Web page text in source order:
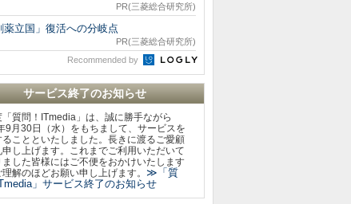
PR(三菱総合研究所)
薬立国」復活への分岐点
PR(三菱総合研究所)
Recommended by
サービス終了のお知らせ
「質問！ITmedia」は、誠に勝手ながら
9月30日（水）をもちまして、サービスを
ることといたしました。長きに渡るご愛顧
申し上げます。これまでご利用いただいて
ました皆様にはご不便をおかけいたします
解のほどお願い申し上げます。 ≫「質
」サービス終了のお知らせ